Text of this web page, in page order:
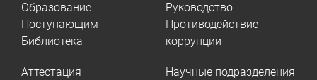
Образование
Поступающим
Библиотека
Руководство
Противодействие
коррупции
Аттестация
Научные подразделения